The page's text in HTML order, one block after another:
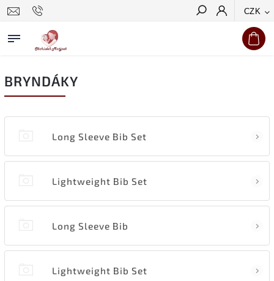
CZK
Hledat
BRYNDÁKY
Long Sleeve Bib Set
Lightweight Bib Set
Long Sleeve Bib
Lightweight Bib Set